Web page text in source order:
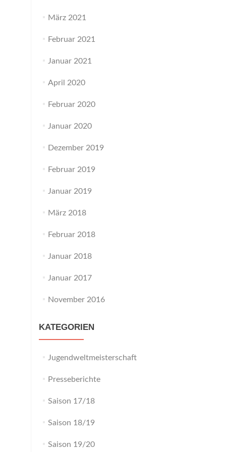
März 2021
Februar 2021
Januar 2021
April 2020
Februar 2020
Januar 2020
Dezember 2019
Februar 2019
Januar 2019
März 2018
Februar 2018
Januar 2018
Januar 2017
November 2016
KATEGORIEN
Jugendweltmeisterschaft
Presseberichte
Saison 17/18
Saison 18/19
Saison 19/20